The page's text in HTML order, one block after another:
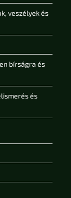
veszélyek és
bírságra és
és